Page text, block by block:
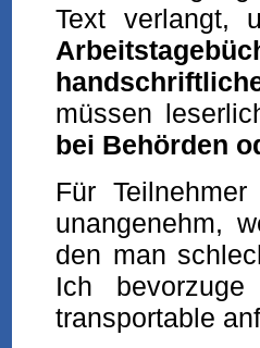
Text verlangt,
müssen
bei Behörden
Für
unangenehm,
den man
Ich
transportable